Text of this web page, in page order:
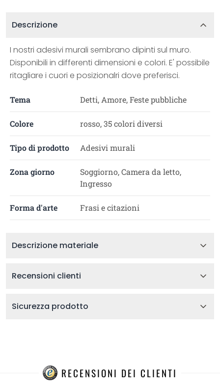
Descrizione
I nostri adesivi murali sembrano dipinti sul muro.
Disponibili in differenti dimensioni e colori. E' possibile
ritagliare i cuori e posizionalri dove preferisci.
Tema Detti, Amore, Feste pubbliche
Colore rosso, 35 colori diversi
Tipo di prodotto Adesivi murali
Zona giorno
Soggiorno, Camera da letto,
Ingresso
Forma d'arte Frasi e citazioni
Descrizione materiale
Recensioni clienti
Sicurezza prodotto
RECENSIONI DEI CLIENTI